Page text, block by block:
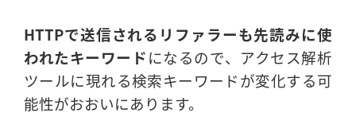
HTTPで送信されるリファラーも先読みに使
われたキーワードになるので、アクセス解析
ツールに現れる検索キーワードが変化する可
能性がおおいにあります。